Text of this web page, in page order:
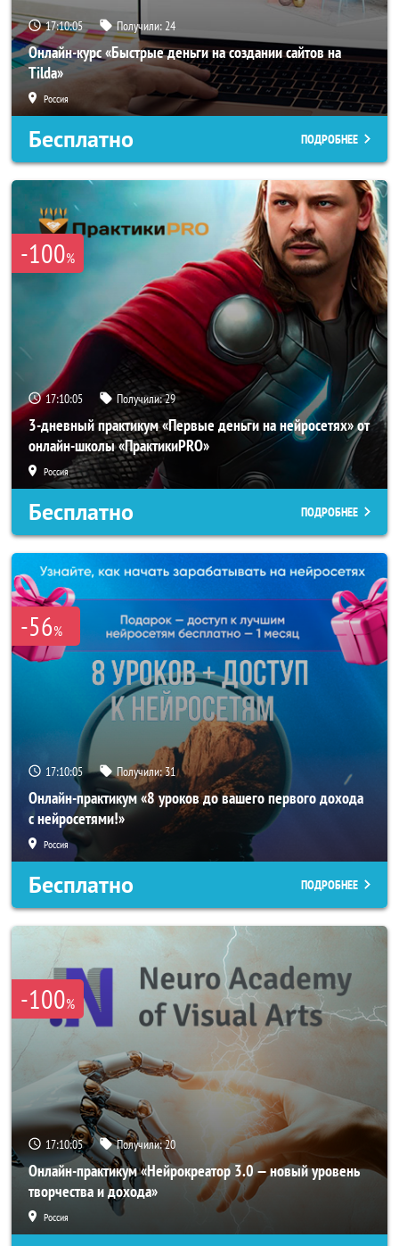
17:10:03 Получили:24
Онлайн-курс «Быстрые деньги на создании сайтов на
Tilda»
Россия
Бесплатно ПОДРОБНЕЕ
-100%
17:10:03 Получили:29
3-дневный практикум «Первые деньги на нейросетях» от
онлайн-школы «ПрактикиPRO»
Россия
Бесплатно ПОДРОБНЕЕ
-56%
17:10:03 Получили:31
Онлайн-практикум «8 уроков до вашего первого дохода
с нейросетями!»
Россия
Бесплатно ПОДРОБНЕЕ
-100%
17:10:03 Получили:20
Онлайн-практикум «Нейрокреатор 3.0 — новый уровень
творчества и дохода»
Россия